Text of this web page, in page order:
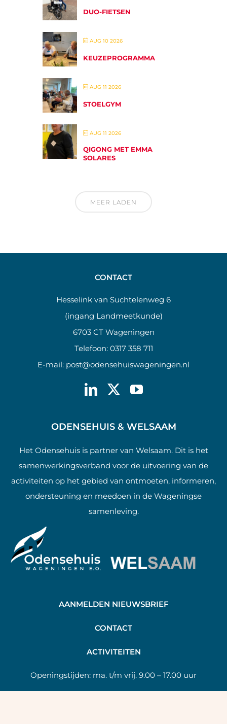
DUO-FIETSEN
AUG 10 2026
KEUZEPROGRAMMA
AUG 11 2026
STOELGYM
AUG 11 2026
QIGONG MET EMMA
SOLARES
MEER LADEN
CONTACT
Hesselink van Suchtelenweg 6
(ingang Landmeetkunde)
6703 CT Wageningen
Telefoon: 0317 358 711
E-mail: post@odensehuiswageningen.nl
ODENSEHUIS & WELSAAM
Het Odensehuis is partner van Welsaam. Dit is het
samenwerkingsverband voor de uitvoering van de
activiteiten op het gebied van ontmoeten, informeren,
ondersteuning en meedoen in de Wageningse
samenleving.
AANMELDEN NIEUWSBRIEF
CONTACT
ACTIVITEITEN
Openingstijden: ma. t/m vrij. 9.00 – 17.00 uur